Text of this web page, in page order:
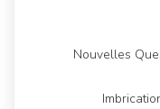
Nouvelles